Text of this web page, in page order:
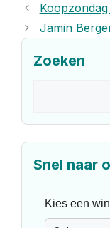
Jamin
Zoeken
Snel
Kies een